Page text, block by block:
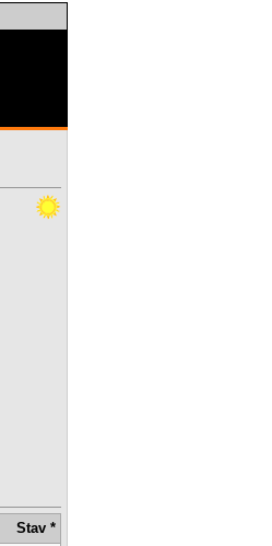
Stav *